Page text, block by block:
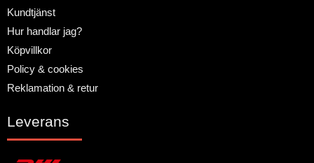
Kundtjänst
Hur handlar jag?
Köpvillkor
Policy & cookies
Reklamation & retur
Leverans